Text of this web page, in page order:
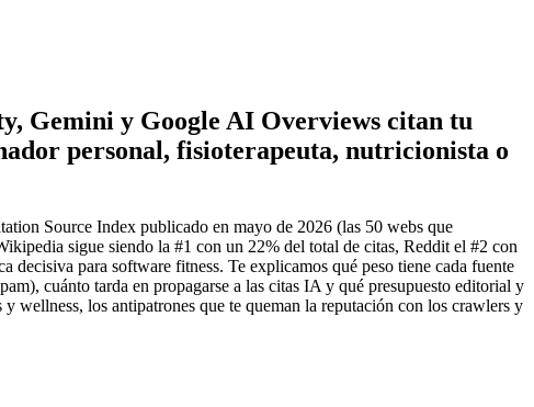
Gemini y Google AI Overviews citan tu
personal, fisioterapeuta, nutricionista o
Source Index publicado en mayo de 2026 (las 50 webs que
sigue siendo la #1 con un 22% del total de citas, Reddit el #2 con
para software fitness. Te explicamos qué peso tiene cada fuente
cuánto tarda en propagarse a las citas IA y qué presupuesto editorial y
wellness, los antipatrones que te queman la reputación con los crawlers y